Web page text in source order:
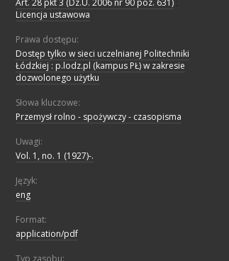
Art. 28 pkt 3 (Dz.U. 2006 nr 90 poz. 631)
Licencja ustawowa
Prawa dostępu:
Dostęp tylko w sieci uczelnianej Politechniki
Łódzkiej : p.lodz.pl (kampus PŁ) w zakresie
dozwolonego użytku
Słowa kluczowe:
Przemysł rolno - spożywczy - czasopisma
Uwagi:
Vol. 1, no. 1 (1927)-.
Język:
eng
Format:
application/pdf